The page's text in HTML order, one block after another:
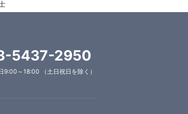
5437-2950
～18:00 （土日祝日を除く）